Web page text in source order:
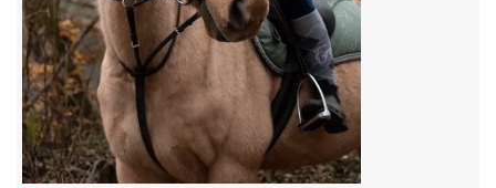
NABÍZÍME BRIGÁDU U NÁS VE STÁJI. PRO BLIŽŠÍ INFO
VOLEJTE 604265192
DĚKUJEME ZA PODPORU ČESKÉ UNIÍ SPORTU
JARNÍ BRIGÁDA 20.4 2024